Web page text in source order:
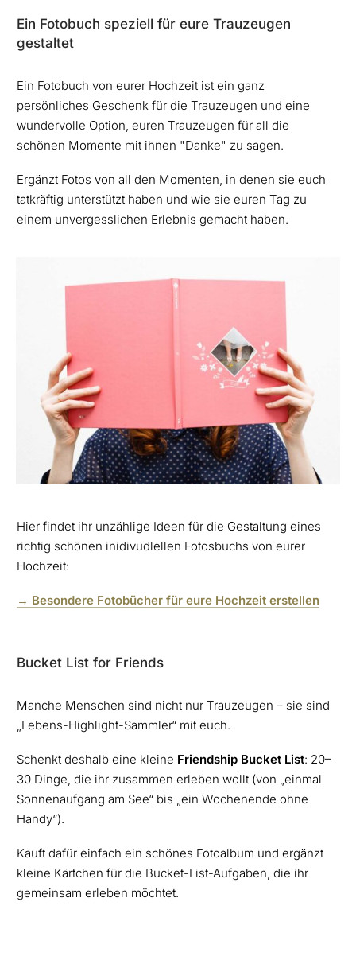
Ein Fotobuch speziell für eure Trauzeugen
gestaltet
Ein Fotobuch von eurer Hochzeit ist ein ganz
persönliches Geschenk für die Trauzeugen und eine
wundervolle Option, euren Trauzeugen für all die
schönen Momente mit ihnen "Danke" zu sagen.
Ergänzt Fotos von all den Momenten, in denen sie euch
tatkräftig unterstützt haben und wie sie euren Tag zu
einem unvergesslichen Erlebnis gemacht haben.
Hier findet ihr unzählige Ideen für die Gestaltung eines
richtig schönen inidivudlellen Fotosbuchs von eurer
Hochzeit:
→ Besondere Fotobücher für eure Hochzeit erstellen
Bucket List for Friends
Manche Menschen sind nicht nur Trauzeugen – sie sind
„Lebens-Highlight-Sammler“ mit euch.
Schenkt deshalb eine kleine Friendship Bucket List: 20–
30 Dinge, die ihr zusammen erleben wollt (von „einmal
Sonnenaufgang am See“ bis „ein Wochenende ohne
Handy“).
Kauft dafür einfach ein schönes Fotoalbum und ergänzt
kleine Kärtchen für die Bucket-List-Aufgaben, die ihr
gemeinsam erleben möchtet.